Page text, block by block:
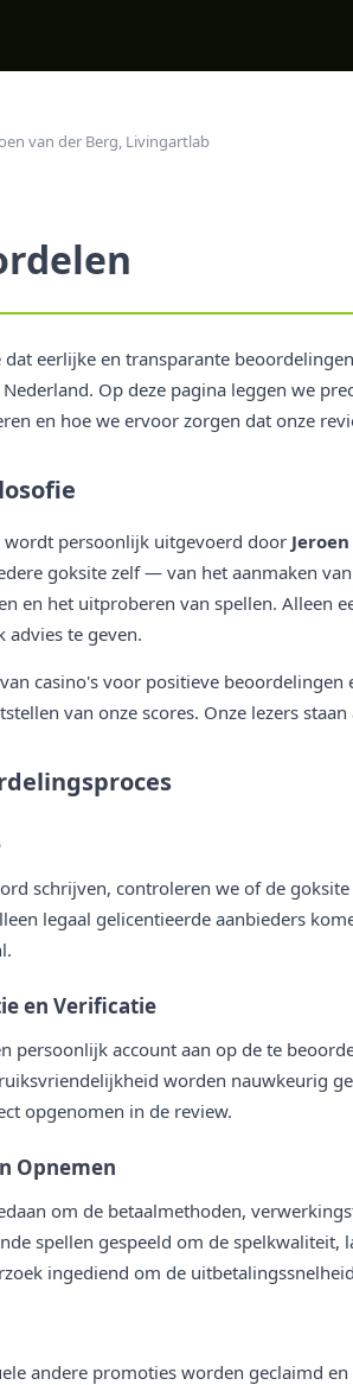
van der Berg, Livingartlab
eerlijke en transparante
Op deze pagina leggen we
en hoe we ervoor zorgen dat onze
persoonlijk uitgevoerd door
goksite zelf — van het aanmaken
en het uitproberen van spellen. Alleen
advies te geven.
casino's voor positieve
van onze scores. Onze lezers
schrijven, controleren we of de
legaal gelicentieerde aanbieders
en Verificatie
persoonlijk account aan op de te
worden nauwkeurig
opgenomen in de review.
Opnemen
om de betaalmethoden,
spellen gespeeld om de
ingediend om de
andere promoties worden geclaimd